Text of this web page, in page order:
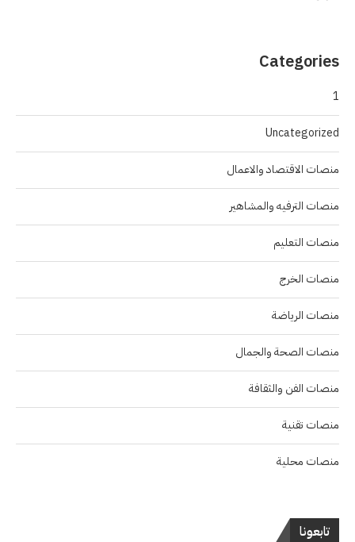
Categories
1
Uncategorized
منصات الاقتصاد والاعمال
منصات الترفيه والمشاهير
منصات التعليم
منصات الخرج
منصات الرياضة
منصات الصحة والجمال
منصات الفن والثقافة
منصات تقنية
منصات محلية
تابعونا